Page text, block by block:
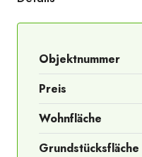
Objektnummer
Preis
Wohnfläche
Grundstücksfläche